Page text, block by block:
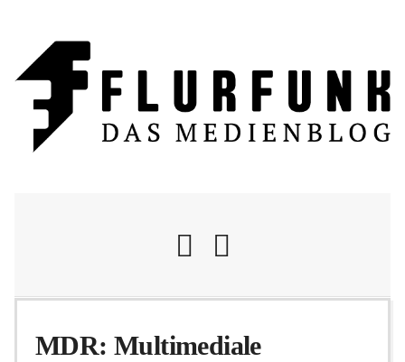
Nachrichten
MDR: Multimediale